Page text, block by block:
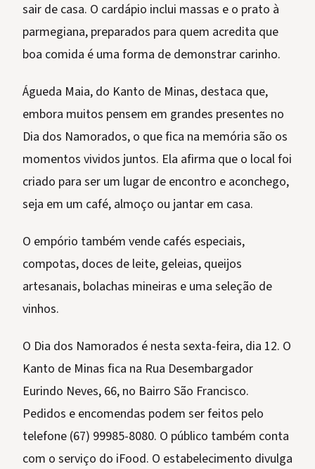
sair de casa. O cardápio inclui massas e o prato à
parmegiana, preparados para quem acredita que
boa comida é uma forma de demonstrar carinho.
Águeda Maia, do Kanto de Minas, destaca que,
embora muitos pensem em grandes presentes no
Dia dos Namorados, o que fica na memória são os
momentos vividos juntos. Ela afirma que o local foi
criado para ser um lugar de encontro e aconchego,
seja em um café, almoço ou jantar em casa.
O empório também vende cafés especiais,
compotas, doces de leite, geleias, queijos
artesanais, bolachas mineiras e uma seleção de
vinhos.
O Dia dos Namorados é nesta sexta-feira, dia 12. O
Kanto de Minas fica na Rua Desembargador
Eurindo Neves, 66, no Bairro São Francisco.
Pedidos e encomendas podem ser feitos pelo
telefone (67) 99985-8080. O público também conta
com o serviço do iFood. O estabelecimento divulga